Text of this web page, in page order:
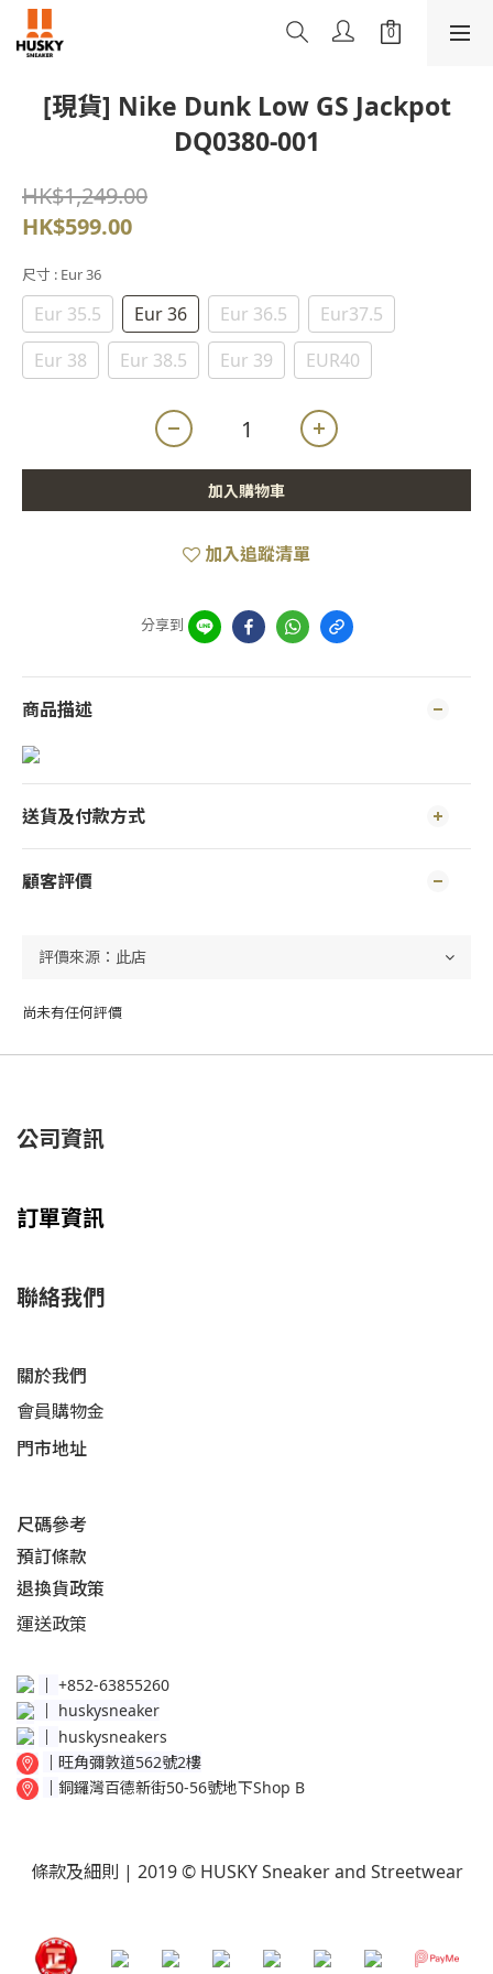
[現貨] Nike Dunk Low GS Jackpot
DQ0380-001
HK$1,249.00
HK$599.00
尺寸 : Eur 36
Eur 35.5 Eur 36 Eur 36.5
Eur37.5
Eur 38
Eur 38.5 Eur 39 EUR40
加入購物車
加入追蹤清單
分享到
商品描述
送貨及付款方式
顧客評價
尚未有任何評價
公司資訊
訂單資訊
聯絡我們
關於我們
會員購物金
門市地址
尺碼參考
預訂條款
退換貨政策​
運送政策​
│ +852-63855260
huskysneaker
│ huskysneakers
│ 旺角彌敦道562號2樓
│ 銅鑼灣百德新街50-56號地下Shop B
條款及細則 | 2019 © HUSKY Sneaker and Streetwear